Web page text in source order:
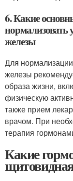
6. Какие
нормализовать
железы
Для
железы
образа жизни,
физическую
также прием
врачом. При
терапия
Какие